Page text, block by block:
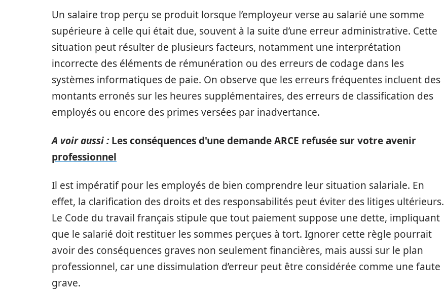
Un salaire trop perçu se produit lorsque l’employeur verse au salarié une somme
supérieure à celle qui était due, souvent à la suite d’une erreur administrative. Cette
situation peut résulter de plusieurs facteurs, notamment une interprétation
incorrecte des éléments de rémunération ou des erreurs de codage dans les
systèmes informatiques de paie. On observe que les erreurs fréquentes incluent des
montants erronés sur les heures supplémentaires, des erreurs de classification des
employés ou encore des primes versées par inadvertance.
A voir aussi : Les conséquences d'une demande ARCE refusée sur votre avenir
professionnel
Il est impératif pour les employés de bien comprendre leur situation salariale. En
effet, la clarification des droits et des responsabilités peut éviter des litiges ultérieurs.
Le Code du travail français stipule que tout paiement suppose une dette, impliquant
que le salarié doit restituer les sommes perçues à tort. Ignorer cette règle pourrait
avoir des conséquences graves non seulement financières, mais aussi sur le plan
professionnel, car une dissimulation d’erreur peut être considérée comme une faute
grave.